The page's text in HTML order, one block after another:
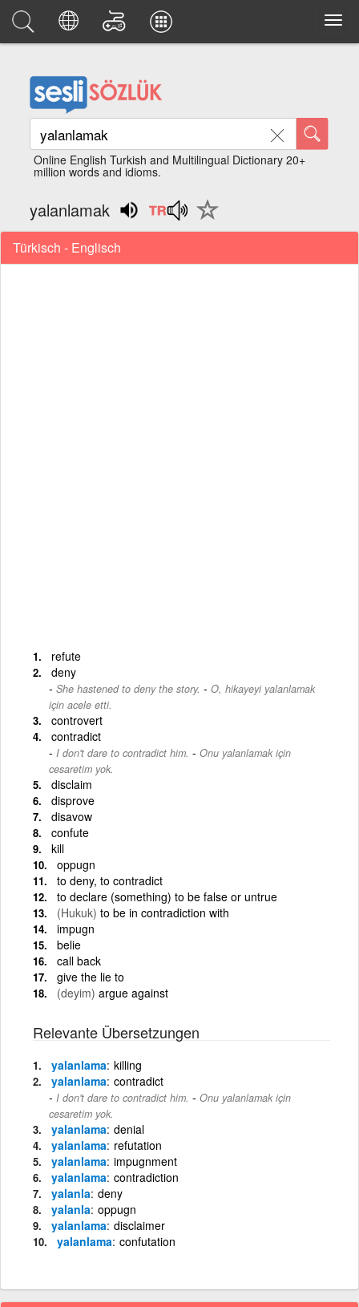
Online English Turkish and Multilingual Dictionary 20+
million words and idioms.
yalanlamak
Türkisch - Englisch
refute
deny
She hastened to deny the story. - O, hikayeyi yalanlamak
için acele etti.
controvert
contradict
I don't dare to contradict him. - Onu yalanlamak için
cesaretim yok.
disclaim
disprove
disavow
confute
kill
oppugn
to deny, to contradict
to declare (something) to be false or untrue
(Hukuk) to be in contradiction with
impugn
belie
call back
give the lie to
(deyim) argue against
Relevante Übersetzungen
yalanlama killing
yalanlama contradict
I don't dare to contradict him. - Onu yalanlamak için
cesaretim yok.
yalanlama denial
yalanlama refutation
yalanlama impugnment
yalanlama contradiction
yalanla deny
yalanla oppugn
yalanlama disclaimer
yalanlama confutation